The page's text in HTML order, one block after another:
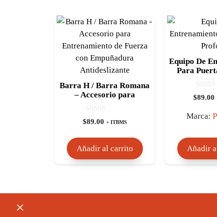
Barra H / Barra Romana
– Accesorio para
Antideslizante
0
d
5
$89.00 + ITBMS
Añadir al carrito
Equipo De
Para
0
d
5
$89.00
Marca:
Añadir